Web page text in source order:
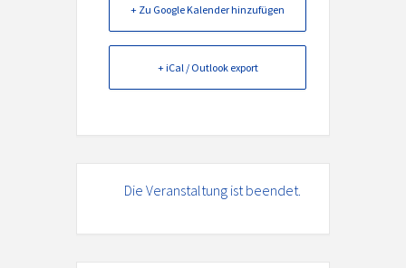
+ Zu Google Kalender hinzufügen
+ iCal / Outlook export
Die Veranstaltung ist beendet.